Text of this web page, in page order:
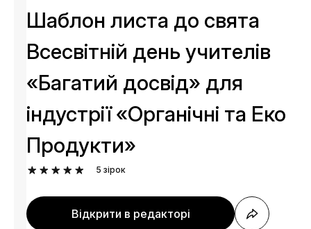
Шаблон листа до свята
Всесвітній день учителів
«Багатий досвід» для
індустрії «Органічні та Еко
Продукти»
5 зірок
Відкрити в редакторі